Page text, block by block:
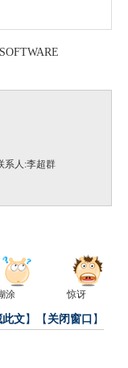
系人:李超群
涂 惊讶
此文】【 关闭窗口 】